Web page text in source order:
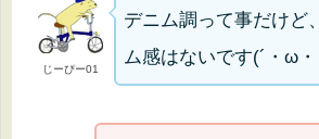
じーぴー01
デニム調って事だけど
ム感はないです(´・ω